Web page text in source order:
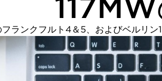
ランクフルト4＆5、およびベルリ